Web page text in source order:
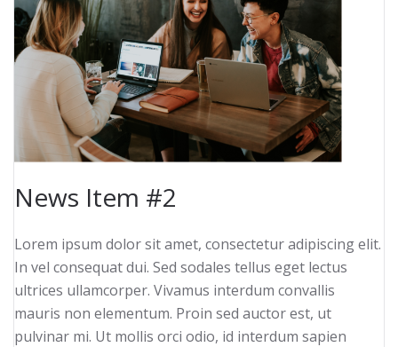
News Item #2
Lorem ipsum dolor sit amet, consectetur adipiscing elit.
In vel consequat dui. Sed sodales tellus eget lectus
ultrices ullamcorper. Vivamus interdum convallis
mauris non elementum. Proin sed auctor est, ut
pulvinar mi. Ut mollis orci odio, id interdum sapien